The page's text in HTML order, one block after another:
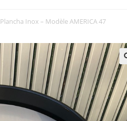
Plancha Inox – Modèle AMERICA 47